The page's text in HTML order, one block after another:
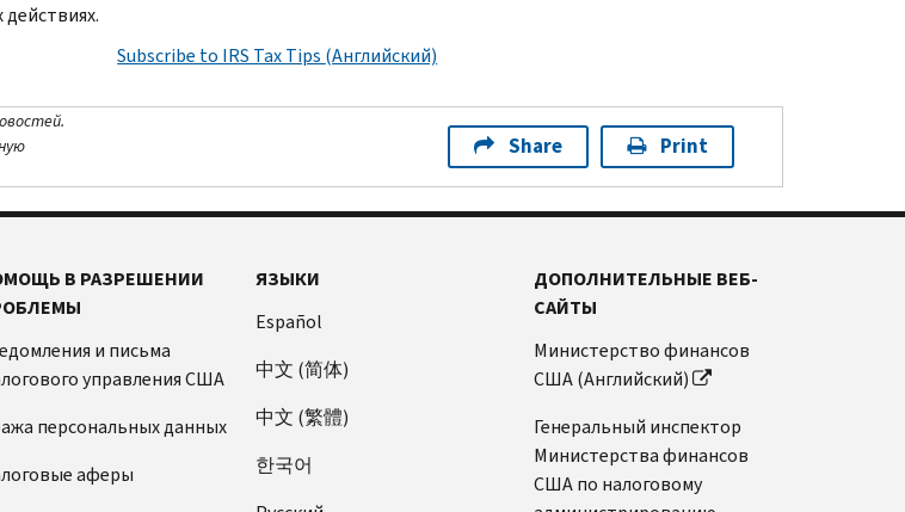
Subscribe to IRS Tax Tips (Английский)
Share Print
В РАЗРЕШЕНИИ
и письма
управления США
персональных данных
аферы
ЯЗЫКИ
Español
中文 (简体)
中文 (繁體)
한국어
ДОПОЛНИТЕЛЬНЫЕ ВЕБ-
САЙТЫ
Министерство финансов
США (Английский)
Генеральный инспектор
Министерства финансов
США по налоговому